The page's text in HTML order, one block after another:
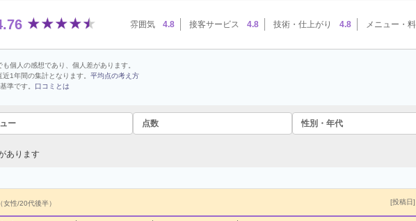
雰囲気 4.8 接客サービス 4.8 技術・仕上がり 4.8 メニュー・
個人の感想であり、個人差があります。
1年間の集計となります。 平均点の考え方
準です。 口コミとは
ー 点数 性別・年代
あります
ロンPick Up
（女性/20代後半） [投稿日